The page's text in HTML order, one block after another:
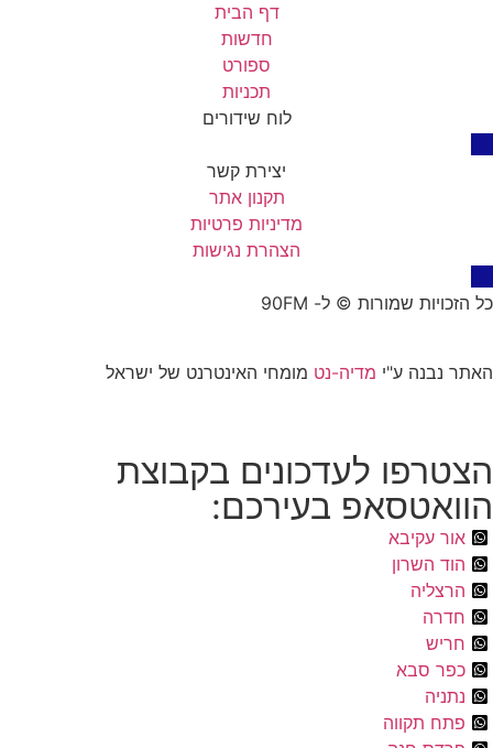
דף הבית
חדשות
ספורט
תכניות
לוח שידורים
יצירת קשר
תקנון אתר
מדיניות פרטיות
הצהרת נגישות
כל הזכויות שמורות © ל- 90FM
האתר נבנה ע"י מדיה-נט מומחי האינטרנט של ישראל
הצטרפו לעדכונים בקבוצת
הוואטסאפ בעירכם:
אור עקיבא
הוד השרון
הרצליה
חדרה
חריש
כפר סבא
נתניה
פתח תקווה